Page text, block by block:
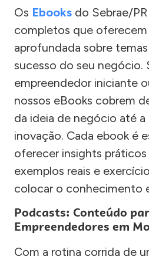
Os Ebooks do Sebrae/
completos que oferecem
aprofundada sobre
sucesso do seu negócio.
empreendedor iniciante
nossos eBooks cobrem
da ideia de negócio até a
inovação. Cada ebook é
oferecer insights
exemplos reais e
colocar o conhecimento
Podcasts: Conteúdo
Empreendedores em
Com a rotina corrida de